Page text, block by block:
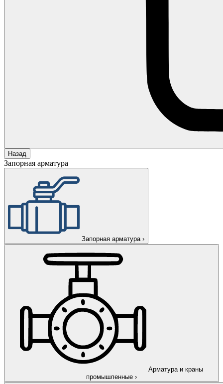
Назад
Запорная арматура
Запорная арматура ›
Арматура и краны
промышленные ›